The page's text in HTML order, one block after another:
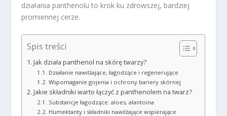
działania panthenolu to krok ku zdrowszej, bardziej
promiennej cerze.
Spis treści
Jak działa panthenol na skórę twarzy?
Działanie nawilżające, łagodzące i regenerujące
Wspomaganie gojenia i ochrony bariery skórnej
Jakie składniki warto łączyć z panthenolem na twarz?
Substancje łagodzące: aloes, alantoina
Humektanty i składniki nawilżające wspierające